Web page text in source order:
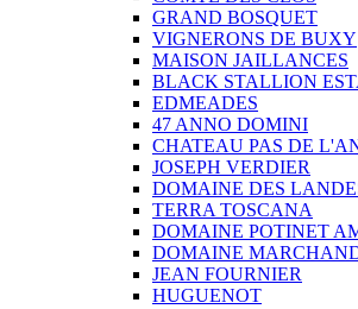
GRAND BOSQUET
VIGNERONS DE BUXY
MAISON JAILLANCES
BLACK STALLION
EDMEADES
47 ANNO DOMINI
CHATEAU PAS DE
JOSEPH VERDIER
DOMAINE DES
TERRA TOSCANA
DOMAINE POTINET
DOMAINE
JEAN FOURNIER
HUGUENOT